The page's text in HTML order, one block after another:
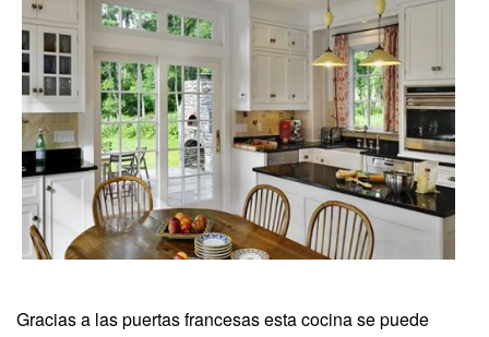
Gracias a las puertas francesas esta cocina se puede